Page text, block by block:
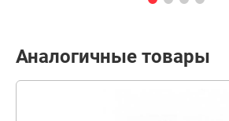
Аналогичные товары